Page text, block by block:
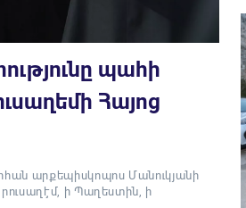
պահի
Հայոց
արքեպիսկոպոս Մանուկյանի
ի Պաղեստին, ի